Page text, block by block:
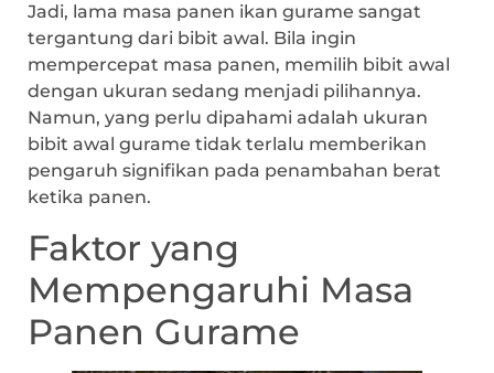
Jadi, lama masa panen ikan gurame sangat
tergantung dari bibit awal. Bila ingin
mempercepat masa panen, memilih bibit awal
dengan ukuran sedang menjadi pilihannya.
Namun, yang perlu dipahami adalah ukuran
bibit awal gurame tidak terlalu memberikan
pengaruh signifikan pada penambahan berat
ketika panen.
Faktor yang
Mempengaruhi Masa
Panen Gurame